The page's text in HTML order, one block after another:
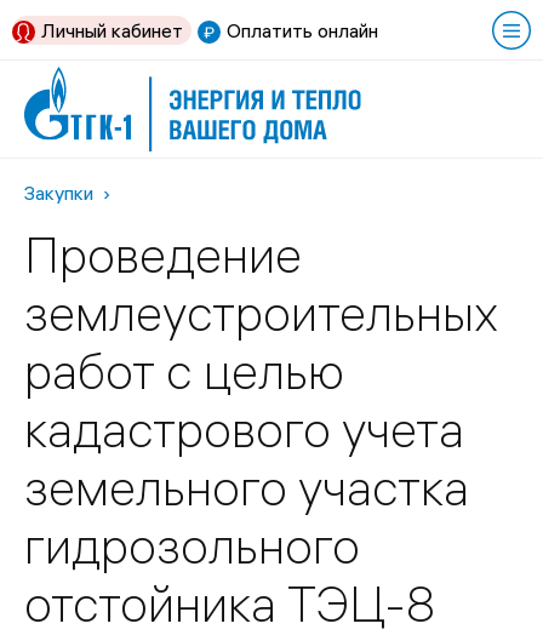
Оплатить онлайн
Личный кабинет
Закупки
Проведение
землеустроительных
работ с целью
кадастрового учета
земельного участка
гидрозольного
отстойника ТЭЦ-8